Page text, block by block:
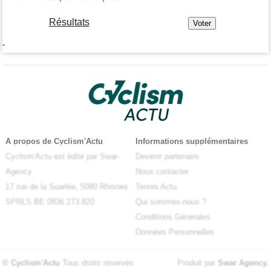
Résultats
-
A propos de Cyclism'Actu
Cyclism'Actu est édité par Swar-
Agency
17 rue de la Suarlée, 5080 Rhisnes
SPRLS BE 0836.273.820
Informations supplémentaires
Devenir partenaire
Nous contacter
Tennis Actu
Qui sommes-nous ?
Conditions Générales
Données Personnelles
© Cyclism'Actu Tous droits réservés Produit par Swar Agency.